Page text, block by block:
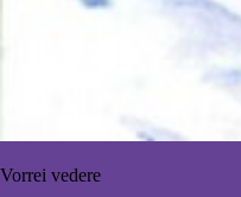
Vorrei vedere